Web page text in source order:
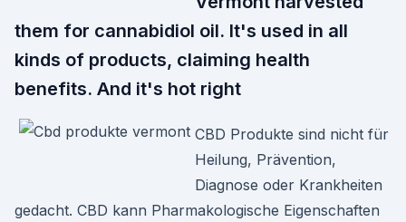
them for cannabidiol oil. It's used in all
kinds of products, claiming health
benefits. And it's hot right
CBD Produkte sind nicht für
Heilung, Prävention,
Diagnose oder Krankheiten
gedacht. CBD kann Pharmakologische Eigenschaften